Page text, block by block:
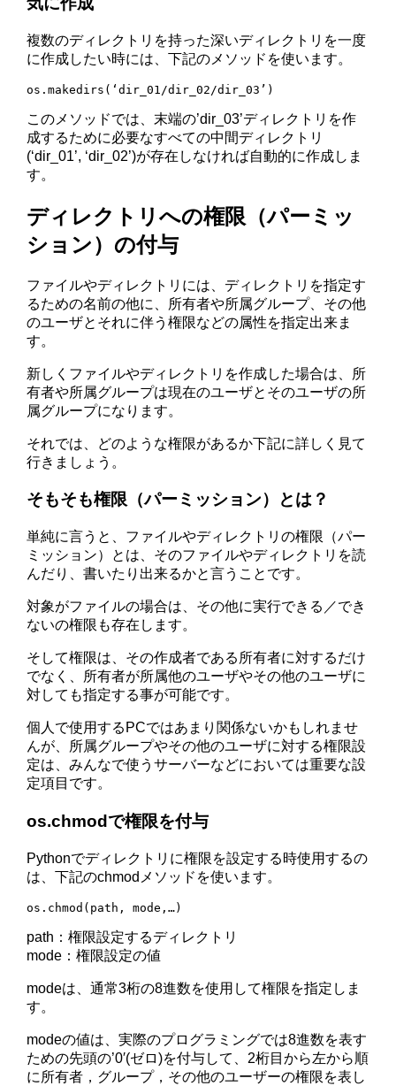
複数のディレクトリを持った深いディレクトリを一度
に作成したい時には、下記のメソッドを使います。
os.makedirs(‘dir_01/dir_02/dir_03’)
このメソッドでは、末端の’dir_03’ディレクトリを作
成するために必要なすべての中間ディレクトリ
(‘dir_01’, ‘dir_02’)が存在しなければ自動的に作成しま
す。
ディレクトリへの権限（パーミッ
ション）の付与
ファイルやディレクトリには、ディレクトリを指定す
るための名前の他に、所有者や所属グループ、その他
のユーザとそれに伴う権限などの属性を指定出来ま
す。
新しくファイルやディレクトリを作成した場合は、所
有者や所属グループは現在のユーザとそのユーザの所
属グループになります。
それでは、どのような権限があるか下記に詳しく見て
行きましょう。
そもそも権限（パーミッション）とは？
単純に言うと、ファイルやディレクトリの権限（パー
ミッション）とは、そのファイルやディレクトリを読
んだり、書いたり出来るかと言うことです。
対象がファイルの場合は、その他に実行できる／でき
ないの権限も存在します。
そして権限は、その作成者である所有者に対するだけ
でなく、所有者が所属他のユーザやその他のユーザに
対しても指定する事が可能です。
個人で使用するPCではあまり関係ないかもしれませ
んが、所属グループやその他のユーザに対する権限設
定は、みんなで使うサーバーなどにおいては重要な設
定項目です。
os.chmodで権限を付与
Pythonでディレクトリに権限を設定する時使用するの
は、下記のchmodメソッドを使います。
os.chmod(path, mode,…)
path：権限設定するディレクトリ
mode：権限設定の値
modeは、通常3桁の8進数を使用して権限を指定しま
す。
modeの値は、実際のプログラミングでは8進数を表す
ための先頭の’0′(ゼロ)を付与して、2桁目から左から順
に所有者，グループ，その他のユーザーの権限を表し